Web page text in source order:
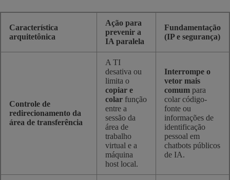
Característica
arquitetônica
Ação para
prevenir a
IA paralela
Fundamentação
(IP e segurança)
Controle de
redirecionamento da
área de transferência
A TI
desativa ou
limita o
copiar e
colar função
entre a
sessão da
área de
trabalho
virtual e a
máquina
host local.
Interrompe o
vetor mais
comum para
colar código-
fonte ou
informações de
identificação
pessoal em
chatbots públicos
de IA.